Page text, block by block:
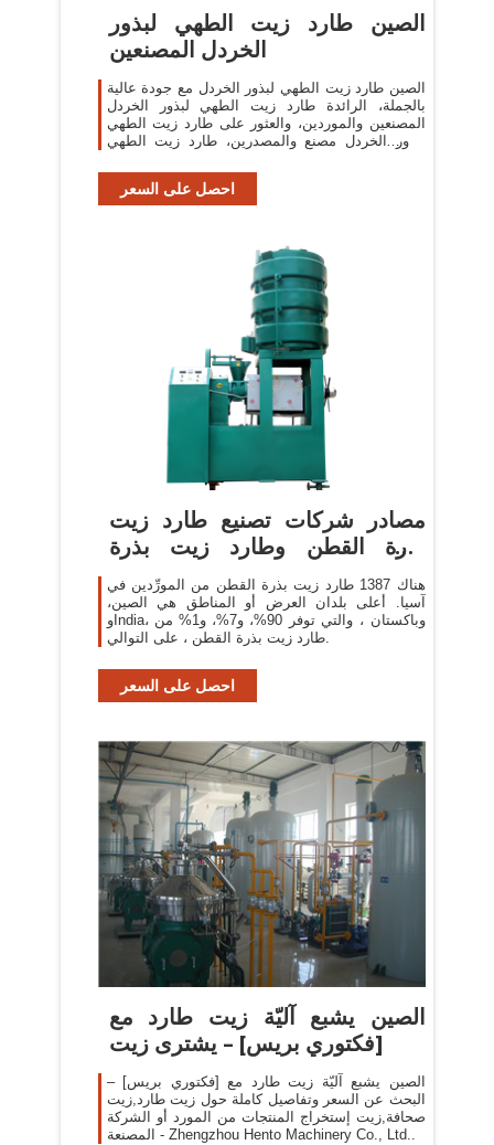
الصين طارد زيت الطهي لبذور
الخردل المصنعين
الصين طارد زيت الطهي لبذور الخردل مع جودة عالية
بالجملة، الرائدة طارد زيت الطهي لبذور الخردل
المصنعين والموردين، والعثور على طارد زيت الطهي
لبذور الخردل مصنع والمصدرين، طارد زيت الطهي
احصل على السعر
مصادر شركات تصنيع طارد زيت
بذرة القطن وطارد زيت بذرة
القطن
هناك 1387 طارد زيت بذرة القطن من المورِّدين في
آسيا. أعلى بلدان العرض أو المناطق هي الصين،
وIndia، وباكستان ، والتي توفر 90%، و7%، و1% من
طارد زيت بذرة القطن ، على التوالي.
احصل على السعر
الصين يشبع آليّة زيت طارد مع
[فكتوري بريس] – يشترى زيت
الصين يشبع آليّة زيت طارد مع [فكتوري بريس] –
البحث عن السعر وتفاصيل كاملة حول زيت طارد,زيت
صحافة,زيت إستخراج المنتجات من المورد أو الشركة
المصنعة - Zhengzhou Hento Machinery Co., Ltd..